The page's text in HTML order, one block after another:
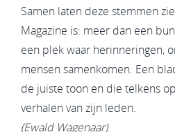
Samen laten deze stemmen
Magazine is: meer dan een
een plek waar herinneringen,
mensen samenkomen. Een
de juiste toon en die telkens
verhalen van zijn leden.
(Ewald Wagenaar)